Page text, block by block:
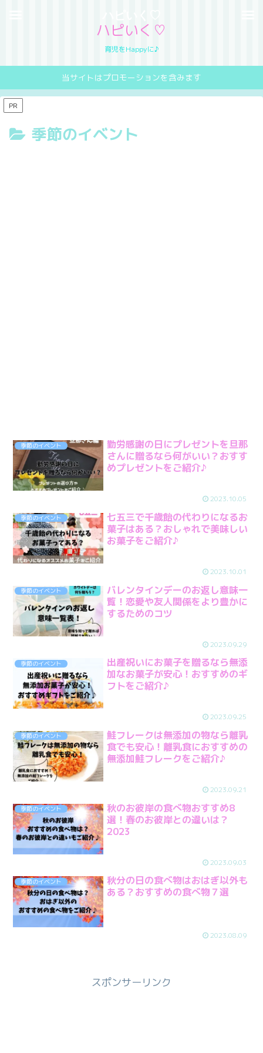
ハピいく♡
育児をHappyに♪
当サイトはプロモーションを含みます
PR
季節のイベント
季節のイベント
勤労感謝の日にプレゼントを旦那
さんに贈るなら何がいい？おすす
めプレゼントをご紹介♪
2023.10.05
季節のイベント
七五三で千歳飴の代わりになるお
菓子はある？おしゃれで美味しい
お菓子をご紹介♪
2023.10.01
季節のイベント
バレンタインデーのお返し意味一
覧！恋愛や友人関係をより豊かに
するためのコツ
2023.09.29
季節のイベント
出産祝いにお菓子を贈るなら無添
加なお菓子が安心！おすすめのギ
フトをご紹介♪
2023.09.25
季節のイベント
鮭フレークは無添加の物なら離乳
食でも安心！離乳食におすすめの
無添加鮭フレークをご紹介♪
2023.09.21
季節のイベント
秋のお彼岸の食べ物おすすめ8
選！春のお彼岸との違いは？
2023
2023.09.03
季節のイベント
秋分の日の食べ物はおはぎ以外も
ある？おすすめの食べ物７選
2023.08.09
スポンサーリンク